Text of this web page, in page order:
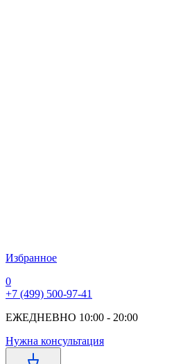
Избранное
0
+7 (499) 500-97-41
ЕЖЕДНЕВНО 10:00 - 20:00
Нужна консультация